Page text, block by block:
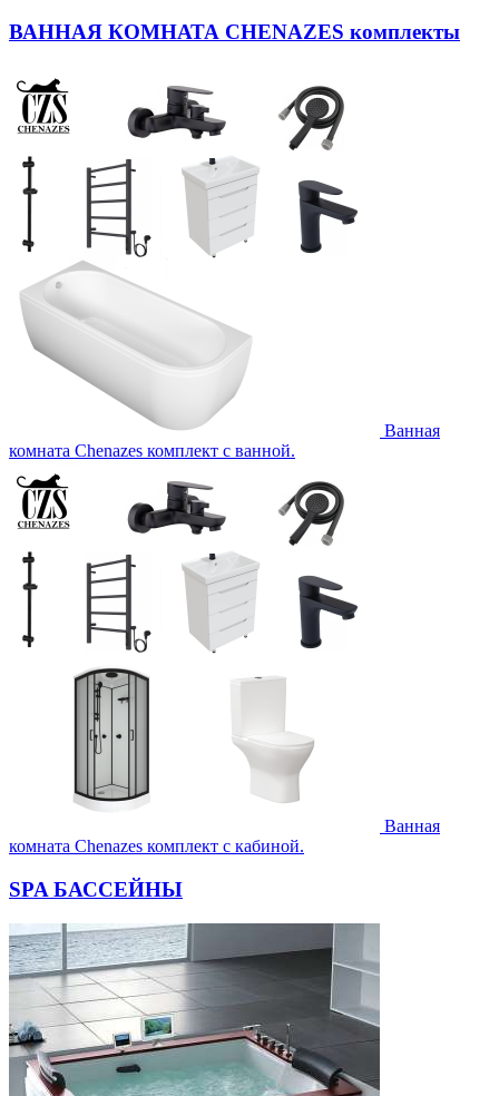
ВАННАЯ КОМНАТА CHENAZES комплекты
Ванная
комната Chenazes комплект с ванной.
Ванная
комната Chenazes комплект с кабиной.
SPA БАССЕЙНЫ